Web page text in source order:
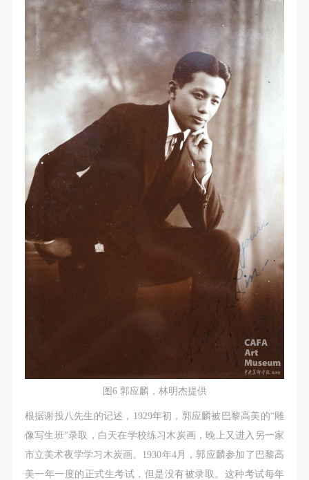
图6 郭应麟，林明杰提供
根据谢投八先生的记述，1929年初，郭应麟被巴黎高美的“雕
像写生班”录取，白天在学校练习木炭画，晚上又进入另一家
市立美术夜学学习木炭画。1930年4月，郭应麟参加了巴黎高
美一年一度的正式生考试，但是没有被录取。这种考试每年
验证码
登录
可使用雅昌艺术网会员账户登录